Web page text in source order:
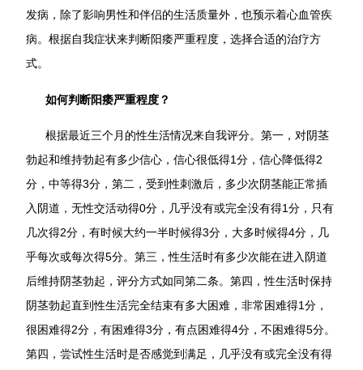
发病，除了影响男性和伴侣的生活质量外，也预示着心血管疾
病。根据自我症状来判断阳痿严重程度，选择合适的治疗方
式。
如何判断阳痿严重程度？
根据最近三个月的性生活情况来自我评分。第一，对阴茎
勃起和维持勃起有多少信心，信心很低得1分，信心降低得2
分，中等得3分，第二，受到性刺激后，多少次阴茎能正常插
入阴道，无性交活动得0分，几乎没有或完全没有得1分，只有
几次得2分，有时候大约一半时候得3分，大多时候得4分，几
乎每次或每次得5分。第三，性生活时有多少次能在进入阴道
后维持阴茎勃起，评分方式如同第二条。第四，性生活时保持
阴茎勃起直到性生活完全结束有多大困难，非常困难得1分，
很困难得2分，有困难得3分，有点困难得4分，不困难得5分。
第四，尝试性生活时是否感觉到满足，几乎没有或完全没有得